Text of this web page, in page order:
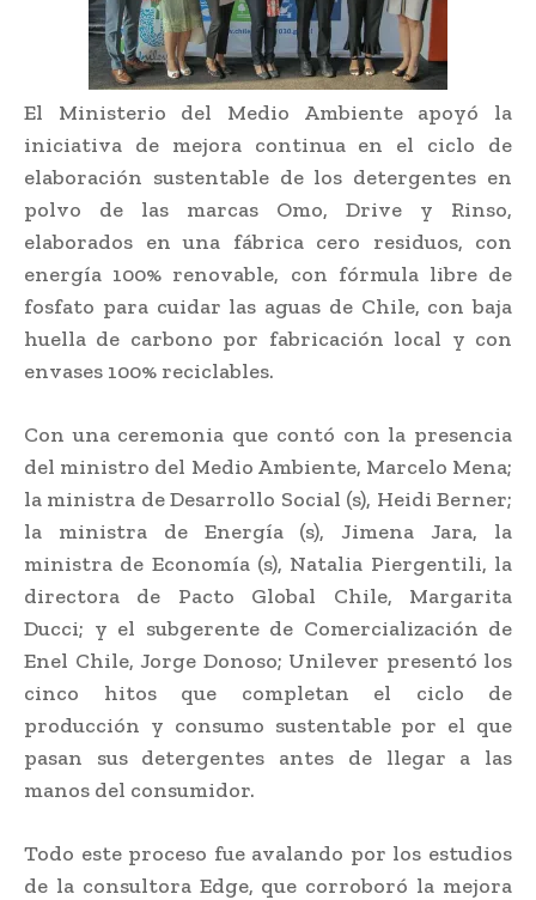
El Ministerio del Medio Ambiente apoyó la
iniciativa de mejora continua en el ciclo de
elaboración sustentable de los detergentes en
polvo de las marcas Omo, Drive y Rinso,
elaborados en una fábrica cero residuos, con
energía 100% renovable, con fórmula libre de
fosfato para cuidar las aguas de Chile, con baja
huella de carbono por fabricación local y con
envases 100% reciclables.
Con una ceremonia que contó con la presencia
del ministro del Medio Ambiente, Marcelo Mena;
la ministra de Desarrollo Social (s), Heidi Berner;
la ministra de Energía (s), Jimena Jara, la
ministra de Economía (s), Natalia Piergentili, la
directora de Pacto Global Chile, Margarita
Ducci; y el subgerente de Comercialización de
Enel Chile, Jorge Donoso; Unilever presentó los
cinco hitos que completan el ciclo de
producción y consumo sustentable por el que
pasan sus detergentes antes de llegar a las
manos del consumidor.
Todo este proceso fue avalando por los estudios
de la consultora Edge, que corroboró la mejora